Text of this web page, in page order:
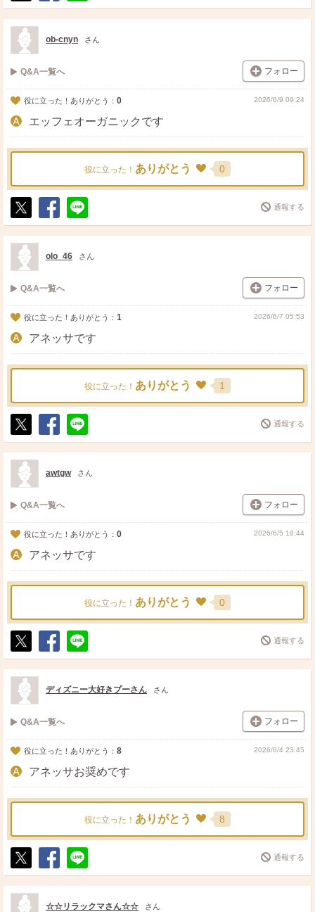
ポ
ス
ト
シ
ェ
送
る
ob-cnyn さん
Q&A一覧へ フォロー
役に立った！ありがとう： 0 2026/6/9 09:24
エッフェオーガニックです
役に立った！ ありがとう 0
ポ
ス
ト
シ
ェ
送
る
通報する
olo_46 さん
Q&A一覧へ フォロー
役に立った！ありがとう： 1 2026/6/7 05:53
アネッサです
役に立った！ ありがとう 1
ポ
ス
ト
シ
ェ
送
る
通報する
awtgw さん
Q&A一覧へ フォロー
役に立った！ありがとう： 0 2026/6/5 18:44
アネッサです
役に立った！ ありがとう 0
ポ
ス
ト
シ
ェ
送
る
通報する
ディズニー大好きプーさん さん
Q&A一覧へ フォロー
役に立った！ありがとう： 8 2026/6/4 23:45
アネッサお奨めです
役に立った！ ありがとう 8
ポ
ス
ト
シ
ェ
送
る
通報する
☆☆リラックマさん☆☆ さん